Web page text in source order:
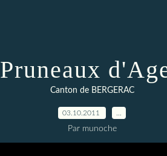
Pruneaux
Canton de BERGERAC
03.10.2011
Par munoche